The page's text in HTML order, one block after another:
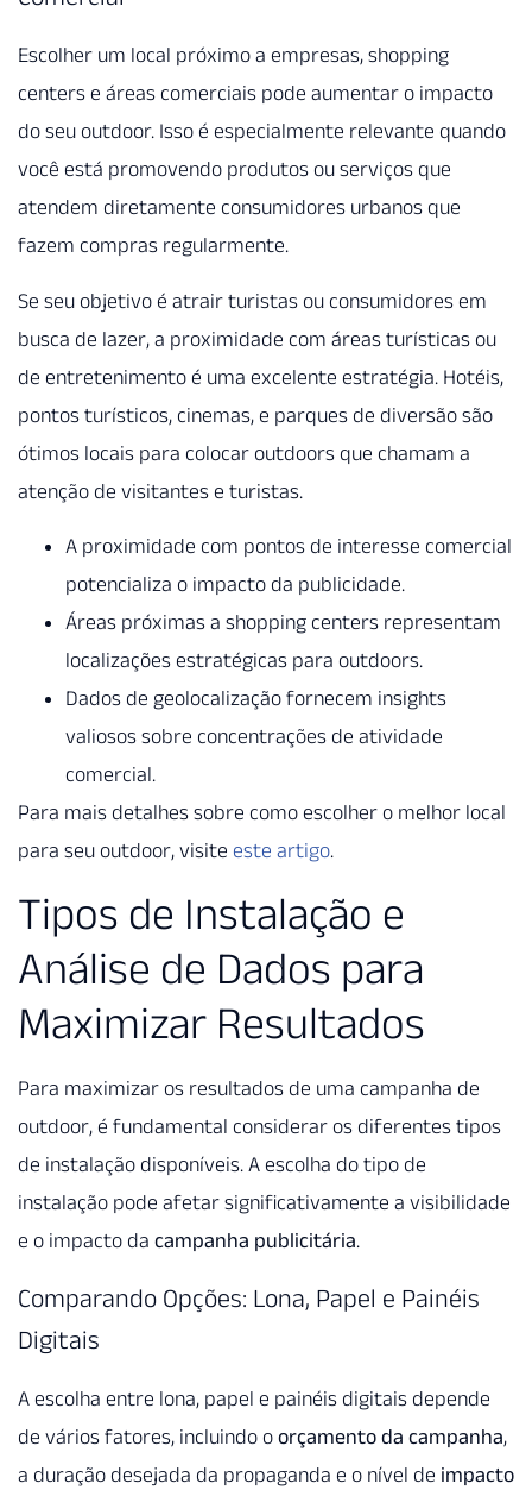
Escolher um local próximo a empresas, shopping
centers e áreas comerciais pode aumentar o impacto
do seu outdoor. Isso é especialmente relevante quando
você está promovendo produtos ou serviços que
atendem diretamente consumidores urbanos que
fazem compras regularmente.
Se seu objetivo é atrair turistas ou consumidores em
busca de lazer, a proximidade com áreas turísticas ou
de entretenimento é uma excelente estratégia. Hotéis,
pontos turísticos, cinemas, e parques de diversão são
ótimos locais para colocar outdoors que chamam a
atenção de visitantes e turistas.
A proximidade com pontos de interesse comercial
potencializa o impacto da publicidade.
Áreas próximas a shopping centers representam
localizações estratégicas para outdoors.
Dados de geolocalização fornecem insights
valiosos sobre concentrações de atividade
comercial.
Para mais detalhes sobre como escolher o melhor local
para seu outdoor, visite este artigo.
Tipos de Instalação e
Análise de Dados para
Maximizar Resultados
Para maximizar os resultados de uma campanha de
outdoor, é fundamental considerar os diferentes tipos
de instalação disponíveis. A escolha do tipo de
instalação pode afetar significativamente a visibilidade
e o impacto da campanha publicitária.
Comparando Opções: Lona, Papel e Painéis
Digitais
A escolha entre lona, papel e painéis digitais depende
de vários fatores, incluindo o orçamento da campanha,
a duração desejada da propaganda e o nível de impacto